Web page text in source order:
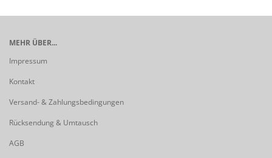
MEHR ÜBER...
Impressum
Kontakt
Versand- & Zahlungsbedingungen
Rücksendung & Umtausch
AGB